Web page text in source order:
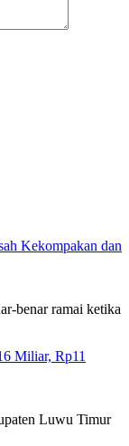
Kekompakan dan
benar ramai ketika
Miliar, Rp11
Luwu Timur